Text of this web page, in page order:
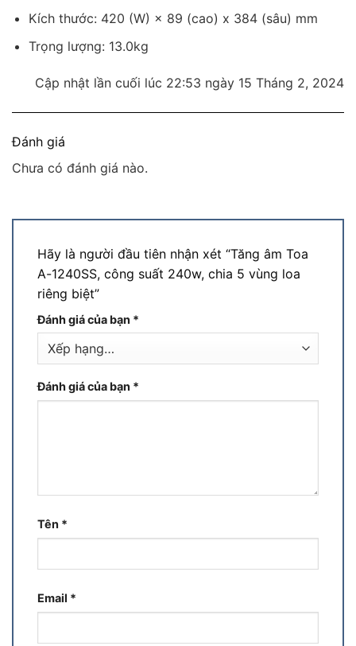
Kích thước: 420 (W) × 89 (cao) x 384 (sâu) mm
Trọng lượng: 13.0kg
Cập nhật lần cuối lúc 22:53 ngày 15 Tháng 2, 2024
Đánh giá
Chưa có đánh giá nào.
Hãy là người đầu tiên nhận xét “Tăng âm Toa
A-1240SS, công suất 240w, chia 5 vùng loa
riêng biệt”
Đánh giá của bạn *
Đánh giá của bạn *
Tên *
Email *